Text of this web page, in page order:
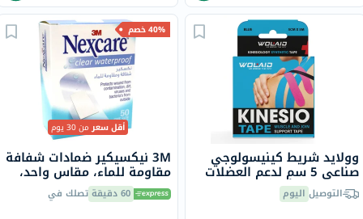
وولايد شريط كينيسولوجي
صناعي 5 سم لدعم العضلات
والمفاصل - ألوان متنوعة،
حزمة من 1
التوصيل اليوم
40% خصم
أقل سعرمن 30 يوم
3M نيكسيكير ضمادات شفافة
مقاومة للماء، مقاس واحد،
حزمة من 50
60 دقيقة تصلك في